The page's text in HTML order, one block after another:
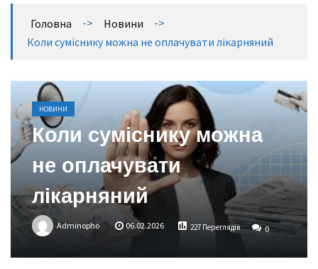
Головна -> Новини
->
Коли суміснику можна не оплачувати лікарняний
НОВИНИ
Коли суміснику можна
не оплачувати
лікарняний
Adminopho 06.02.2026 227 Переглядів 0